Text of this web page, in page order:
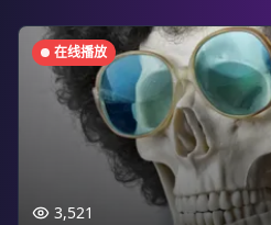
在线播放
3,521